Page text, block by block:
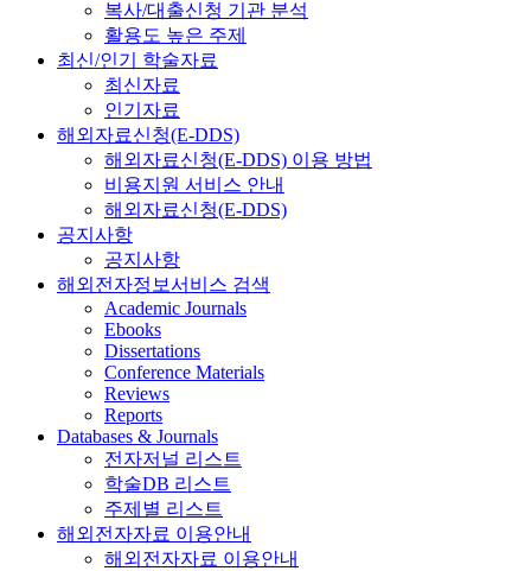
복사/대출신청 기관 분석
활용도 높은 주제
최신/인기 학술자료
최신자료
인기자료
해외자료신청(E-DDS)
해외자료신청(E-DDS) 이용 방법
비용지원 서비스 안내
해외자료신청(E-DDS)
공지사항
공지사항
해외전자정보서비스 검색
Academic Journals
Ebooks
Dissertations
Conference Materials
Reviews
Reports
Databases & Journals
전자저널 리스트
학술DB 리스트
주제별 리스트
해외전자자료 이용안내
해외전자자료 이용안내